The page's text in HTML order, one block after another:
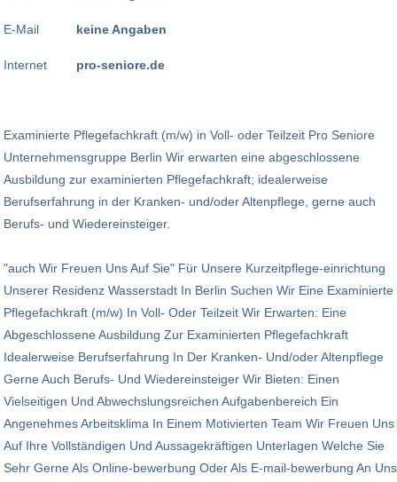
E-Mail
Internet
keine Angaben
pro-seniore.de
Examinierte Pflegefachkraft (m/w) in Voll- oder Teilzeit Pro Seniore
Unternehmensgruppe Berlin Wir erwarten eine abgeschlossene
Ausbildung zur examinierten Pflegefachkraft; idealerweise
Berufserfahrung in der Kranken- und/oder Altenpflege, gerne auch
Berufs- und Wiedereinsteiger.
"auch Wir Freuen Uns Auf Sie" Für Unsere Kurzeitpflege-einrichtung
Unserer Residenz Wasserstadt In Berlin Suchen Wir Eine Examinierte
Pflegefachkraft (m/w) In Voll- Oder Teilzeit Wir Erwarten: Eine
Abgeschlossene Ausbildung Zur Examinierten Pflegefachkraft
Idealerweise Berufserfahrung In Der Kranken- Und/oder Altenpflege
Gerne Auch Berufs- Und Wiedereinsteiger Wir Bieten: Einen
Vielseitigen Und Abwechslungsreichen Aufgabenbereich Ein
Angenehmes Arbeitsklima In Einem Motivierten Team Wir Freuen Uns
Auf Ihre Vollständigen Und Aussagekräftigen Unterlagen Welche Sie
Sehr Gerne Als Online-bewerbung Oder Als E-mail-bewerbung An Uns